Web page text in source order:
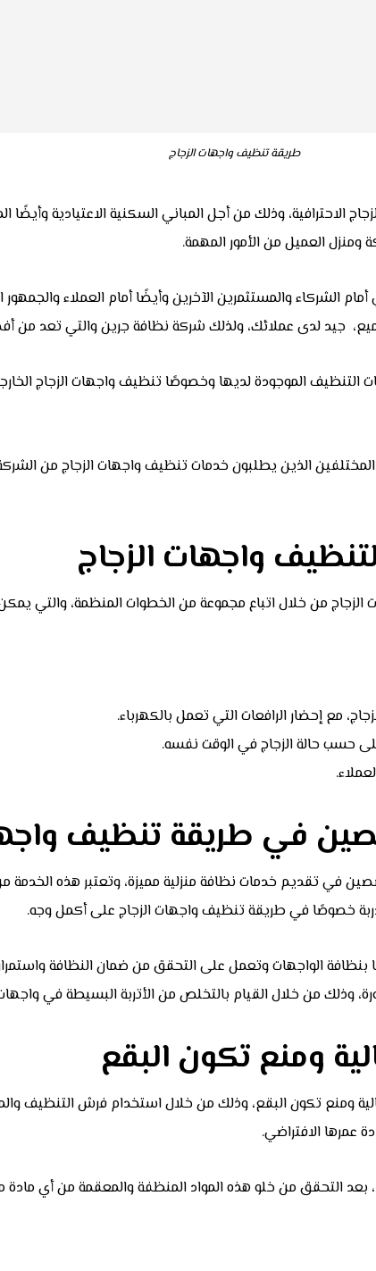
طريقة تنظيف واجهات الزجاج
وذلك من أجل المباني السكنية الاعتيادية وأيضًا
ومنزل العميل من الأمور المهمة.
الشركاء والمستثمرين الآخرين وأيضًا أمام العملاء
جيد لدى عملائك، ولذلك شركة نظافة جرين والتي تعد من
الموجودة لديها وخصوصًا تنظيف واجهات الزجاج
الذين يطلبون خدمات تنظيف واجهات الزجاج من
واجهات الزجاج
من خلال اتباع مجموعة من الخطوات المنظمة، والتي
مع إحضار الرافعات التي تعمل بالكهرباء.
حسب حالة الزجاج في الوقت نفسه.
في طريقة تنظيف
في تقديم خدمات نظافة منزلية مميزة، وتعتبر هذه الخدمة
خصوصًا في طريقة تنظيف واجهات الزجاج على أكمل وجه.
بنظافة الواجهات وتعمل على التحقق من ضمان النظافة
من خلال القيام بالتخلص من الأتربة البسيطة في واجهات
ومنع تكون البقع
ومنع تكون البقع، وذلك من خلال استخدام فرش التنظيف
عمرها الافتراضي.
التحقق من خلو هذه المواد المنظفة والمعقمة من أي مادة